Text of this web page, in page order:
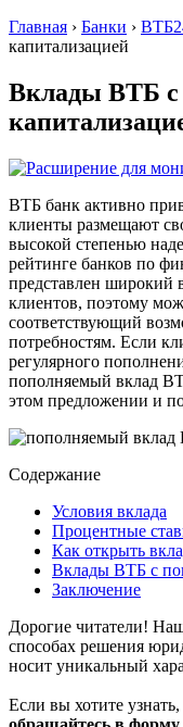
Главная › Банки ›
капитализацией
Вклады ВТБ с
ВТБ банк активно
клиенты размещают
высокой степенью
рейтинге банков по
представлен широкий
клиентов, поэтому
соответствующий
потребностям. Если
регулярного
пополняемый вклад
этом предложении и
Содержание
Условия вклада
Процентные
Как открыть
Вклады ВТБ с
Заключение
Дорогие читатели!
способах решения
носит уникальный
Если вы хотите узнать,